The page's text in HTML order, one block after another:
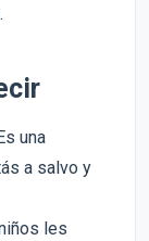
una
a salvo y
les